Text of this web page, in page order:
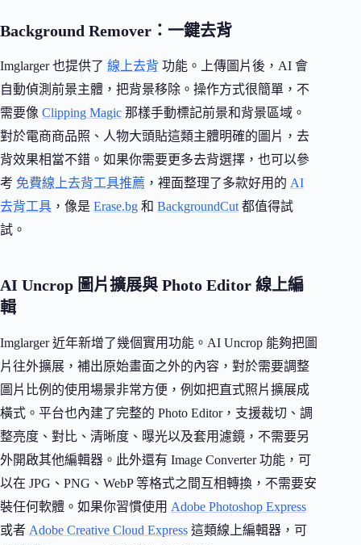
Background Remover：一鍵去背
Imglarger 也提供了 線上去背 功能。上傳圖片後，AI 會
自動偵測前景主體，把背景移除。操作方式很簡單，不
需要像 Clipping Magic 那樣手動標記前景和背景區域。
對於電商商品照、人物大頭貼這類主體明確的圖片，去
背效果相當不錯。如果你需要更多去背選擇，也可以參
考 免費線上去背工具推薦 ，裡面整理了多款好用的 AI
去背工具 ，像是 Erase.bg 和 BackgroundCut 都值得試
試。
AI Uncrop 圖片擴展與 Photo Editor 線上編
輯
Imglarger 近年新增了幾個實用功能。AI Uncrop 能夠把圖
片往外擴展，補出原始畫面之外的內容，對於需要調整
圖片比例的使用場景非常方便，例如把直式照片擴展成
橫式。平台也內建了完整的 Photo Editor，支援裁切、調
整亮度、對比、清晰度、曝光以及套用濾鏡，不需要另
外開啟其他編輯器。此外還有 Image Converter 功能，可
以在 JPG、PNG、WebP 等格式之間互相轉換，不需要安
裝任何軟體。如果你習慣使用 Adobe Photoshop Express
或者 Adobe Creative Cloud Express 這類線上編輯器，可